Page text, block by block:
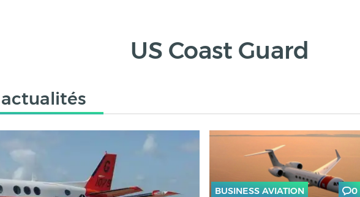
US Coast Guard
BUSINESS AVIATION 0